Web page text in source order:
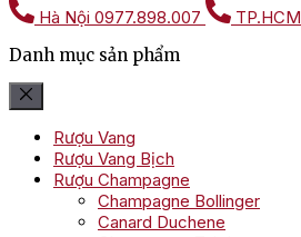
Hà Nội 0977.898.007 TP.HCM
Danh mục sản phẩm
Rượu Vang
Rượu Vang Bịch
Rượu Champagne
Champagne Bollinger
Canard Duchene